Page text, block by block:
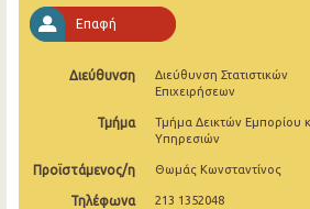
Αυγούστου 2025
Ιουλίου 2025
Ιουνίου 2025
Απριλίου 2025
Επαφή
Διεύθυνση
Διεύθυνση Στατιστικών
Επιχειρήσεων
Τμήμα
Τμήμα Δεικτών Εμπορίου
Υπηρεσιών
Προϊστάμενος/η Θωμάς Κωνσταντίνος
Τηλέφωνα 213 1352048